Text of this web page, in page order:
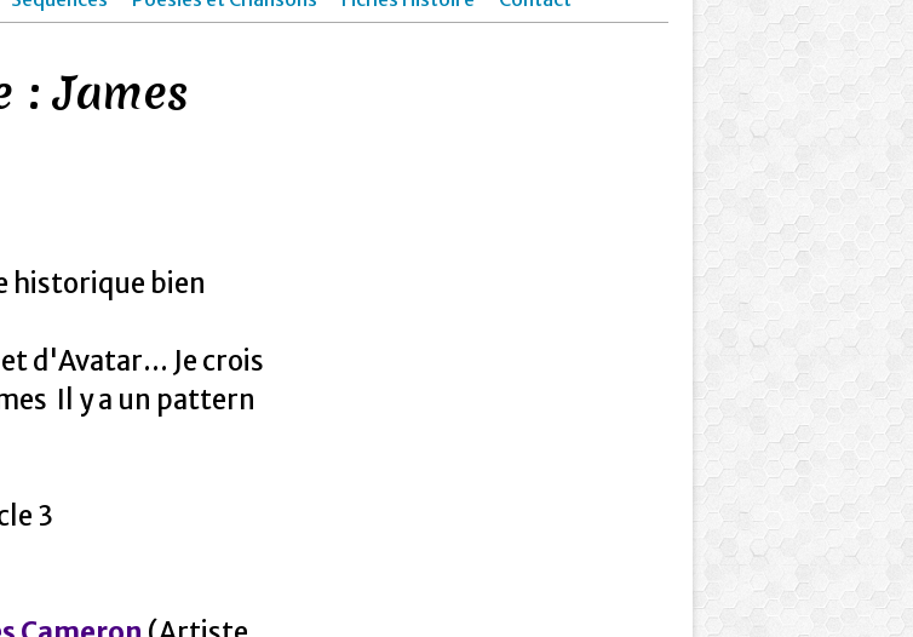
: James
historique bien
d'Avatar... Je crois
Il y a un pattern
3